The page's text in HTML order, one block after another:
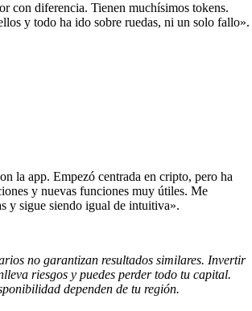
con diferencia. Tienen muchísimos tokens.
y todo ha ido sobre ruedas, ni un solo fallo».
la app. Empezó centrada en cripto, pero ha
y nuevas funciones muy útiles. Me
y sigue siendo igual de intuitiva».
no garantizan resultados similares. Invertir
riesgos y puedes perder todo tu capital.
dependen de tu región.